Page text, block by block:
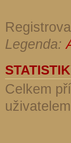
Legenda:
Celkem